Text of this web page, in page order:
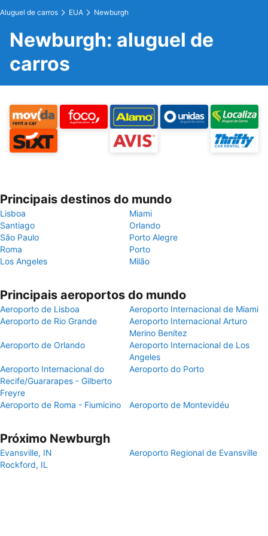
Aluguel de carros EUA Newburgh
Newburgh: aluguel de
carros
Principais destinos do mundo
Lisboa
Miami
Santiago
Orlando
São Paulo
Porto Alegre
Roma
Porto
Los Angeles
Milão
Principais aeroportos do mundo
Aeroporto de Lisboa
Aeroporto Internacional de Miami
Aeroporto de Rio Grande
Aeroporto Internacional Arturo
Merino Benítez
Aeroporto de Orlando
Aeroporto Internacional de Los
Angeles
Aeroporto Internacional do
Recife/Guararapes - Gilberto
Freyre
Aeroporto do Porto
Aeroporto de Roma - Fiumicino Aeroporto de Montevidéu
Próximo Newburgh
Evansville, IN
Aeroporto Regional de Evansville
Rockford, IL